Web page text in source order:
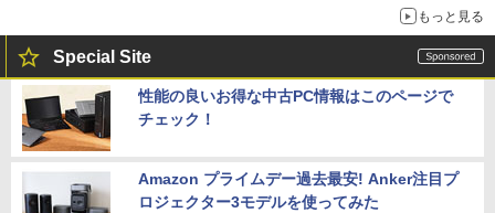
もっと見る
Special Site
性能の良いお得な中古PC情報はこのページで
チェック！
Amazon プライムデー過去最安! Anker注目プ
ロジェクター3モデルを使ってみた